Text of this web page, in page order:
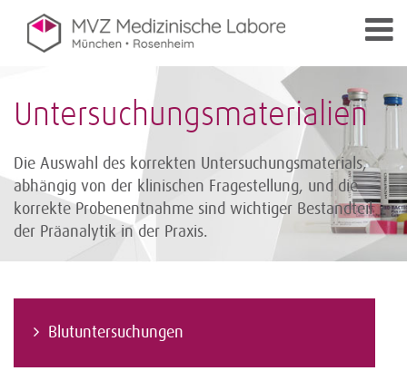
Untersuchungsmaterialien
Die Auswahl des korrekten Untersuchungsmaterials,
abhängig von der klinischen Fragestellung, und die
korrekte Probenentnahme sind wichtiger Bestandteil
der Präanalytik in der Praxis.
Blutuntersuchungen